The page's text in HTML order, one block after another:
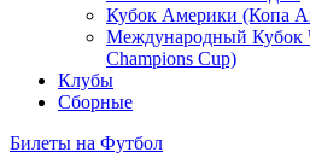
Кубок Америки (Копа
Международный Кубок
Champions Cup)
Клубы
Сборные
Билеты на Футбол